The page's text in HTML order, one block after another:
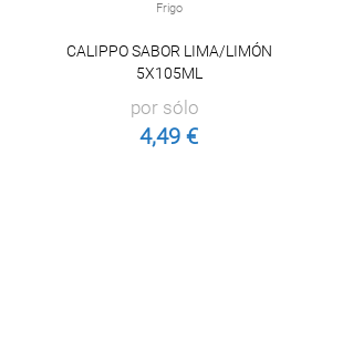
Frigo
CALIPPO SABOR LIMA/LIMÓN
5X105ML
por sólo
4,49 €